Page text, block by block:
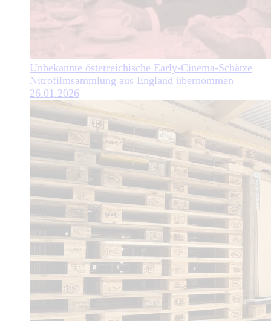
Unbekannte österreichische Early-Cinema-Schätze
Nitrofilmsammlung aus England übernommen
26.01.2026